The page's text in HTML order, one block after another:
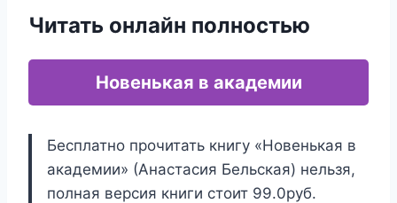
Читать онлайн полностью
Новенькая в академии
Бесплатно прочитать книгу «Новенькая в
академии» (Анастасия Бельская) нельзя,
полная версия книги стоит 99.0руб.